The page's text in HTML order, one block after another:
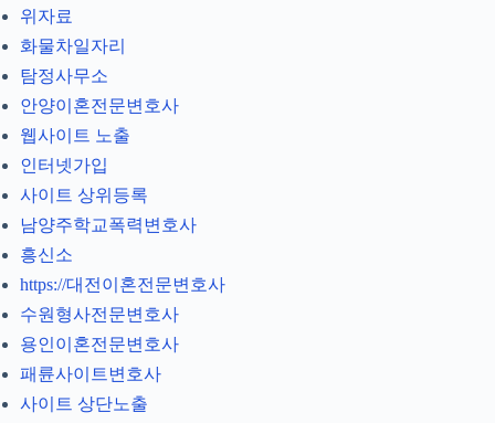
위자료
화물차일자리
탐정사무소
안양이혼전문변호사
웹사이트 노출
인터넷가입
사이트 상위등록
남양주학교폭력변호사
흥신소
https://대전이혼전문변호사
수원형사전문변호사
용인이혼전문변호사
패륜사이트변호사
사이트 상단노출